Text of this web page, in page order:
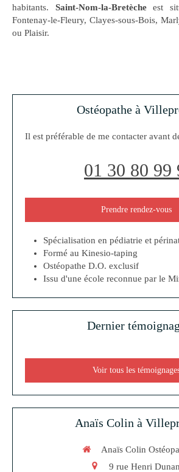
habitants. Saint-Nom-la-Bretècheest
Fontenay-le-Fleury, Clayes-sous-Bois,
ou Plaisir.
Ostéopathe à
Il est préférable de me contacter avant
01 30 80 99
Prendre rendez-vous
Spécialisation en pédiatrie et
Formé au Kinesio-taping
Ostéopathe D.O. exclusif
Issu d'une école reconnue par le
Dernier
Voir tous les
Anaïs Colin à
Anaïs Colin
9 rue Henri